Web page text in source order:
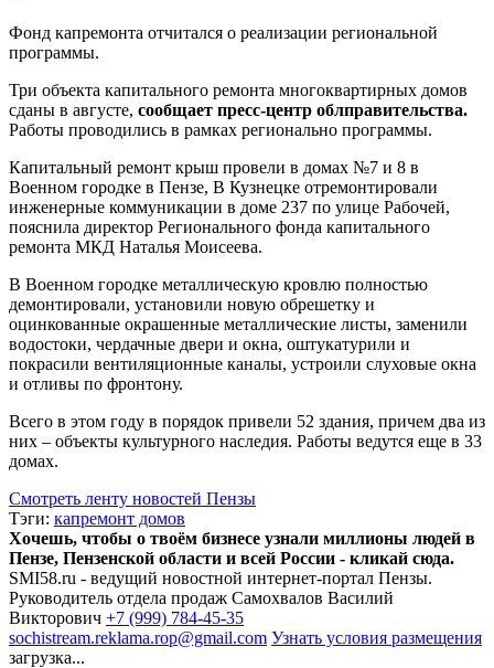
Фонд капремонта отчитался о реализации региональной
программы.
Три объекта капитального ремонта многоквартирных домов
сданы в августе, сообщает пресс-центр облправительства.
Работы проводились в рамках регионально программы.
Капитальный ремонт крыш провели в домах №7 и 8 в
Военном городке в Пензе, В Кузнецке отремонтировали
инженерные коммуникации в доме 237 по улице Рабочей,
пояснила директор Регионального фонда капитального
ремонта МКД Наталья Моисеева.
В Военном городке металлическую кровлю полностью
демонтировали, установили новую обрешетку и
оцинкованные окрашенные металлические листы, заменили
водостоки, чердачные двери и окна, оштукатурили и
покрасили вентиляционные каналы, устроили слуховые окна
и отливы по фронтону.
Всего в этом году в порядок привели 52 здания, причем два из
них – объекты культурного наследия. Работы ведутся еще в 33
домах.
Смотреть ленту новостей Пензы
Тэги: капремонт домов
Хочешь, чтобы о твоём бизнесе узнали миллионы людей в
Пензе, Пензенской области и всей России - кликай сюда.
SMI58.ru - ведущий новостной интернет-портал Пензы.
Руководитель отдела продаж Самохвалов Василий
Викторович +7 (999) 784-45-35
sochistream.reklama.rop@gmail.com Узнать условия размещения
загрузка...